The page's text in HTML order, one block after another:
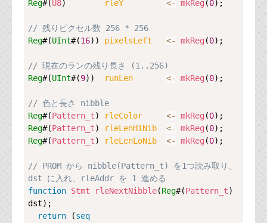
Reg#(U8) rleY <- mkReg (0);
// 残りピクセル数 256 * 256
Reg#(UInt#(16)) pixelsLeft <- mkReg (0);
// 現在のランの残り長さ (1..256)
Reg#(UInt#(9)) runLen <- mkReg (0);
// 色と長さ nibble
Reg#(Pattern_t) rleColor <- mkReg (0
Reg#(Pattern_t) rleLenHiNib <- mkReg (0
Reg#(Pattern_t) rleLenLoNib <- mkReg (0);
// PROM から nibble(Pattern_t) を1つ読み取り、
dst に入れ、rleAddr を 1 進める
function Stmt rleNextNibble(Reg#(Pattern_t)
dst);
return (seq